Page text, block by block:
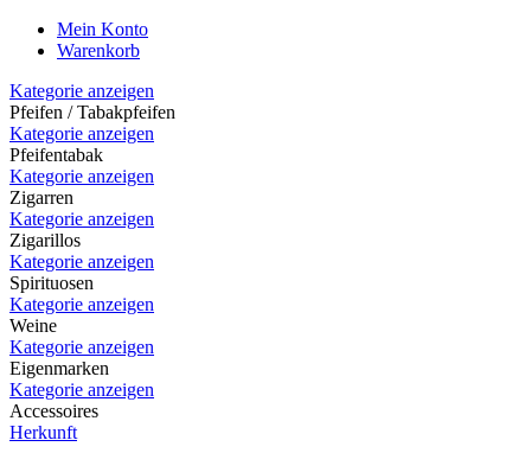
Mein Konto
Warenkorb
Kategorie anzeigen
Pfeifen / Tabakpfeifen
Kategorie anzeigen
Pfeifentabak
Kategorie anzeigen
Zigarren
Kategorie anzeigen
Zigarillos
Kategorie anzeigen
Spirituosen
Kategorie anzeigen
Weine
Kategorie anzeigen
Eigenmarken
Kategorie anzeigen
Accessoires
Herkunft